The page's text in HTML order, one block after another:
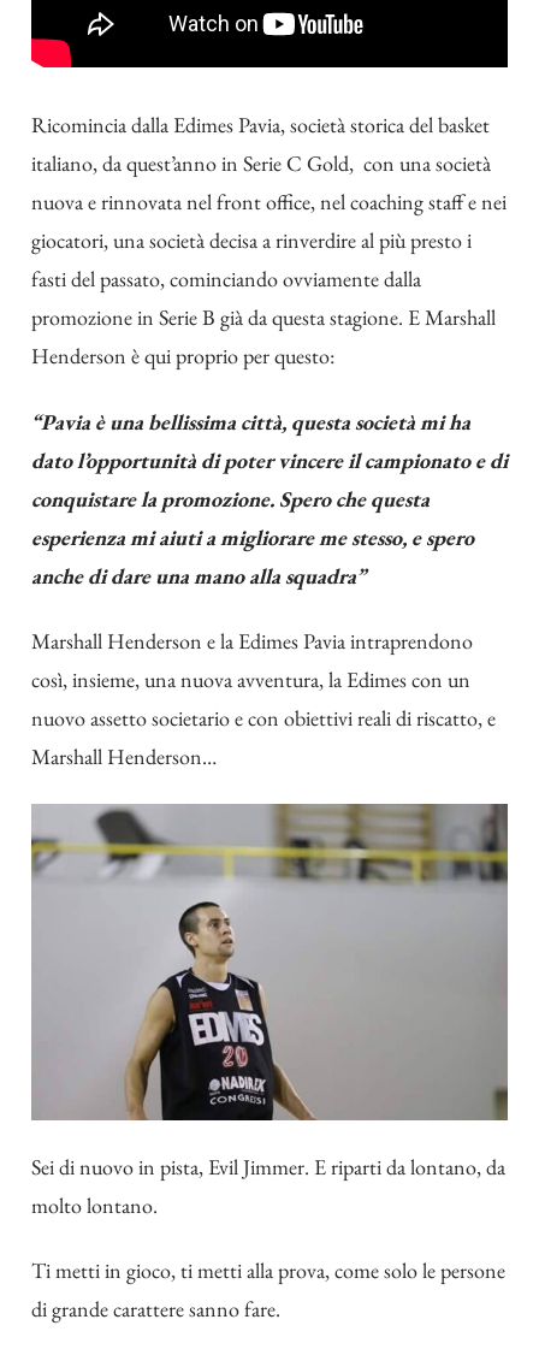
Ricomincia dalla Edimes Pavia, società storica del basket
italiano, da quest’anno in Serie C Gold, con una società
nuova e rinnovata nel front office, nel coaching staff e nei
giocatori, una società decisa a rinverdire al più presto i
fasti del passato, cominciando ovviamente dalla
promozione in Serie B già da questa stagione. E Marshall
Henderson è qui proprio per questo:
“Pavia è una bellissima città, questa società mi ha
dato l’opportunità di poter vincere il campionato e di
conquistare la promozione. Spero che questa
esperienza mi aiuti a migliorare me stesso, e spero
anche di dare una mano alla squadra”
Marshall Henderson e la Edimes Pavia intraprendono
così, insieme, una nuova avventura, la Edimes con un
nuovo assetto societario e con obiettivi reali di riscatto, e
Marshall Henderson…
Sei di nuovo in pista, Evil Jimmer. E riparti da lontano, da
molto lontano.
Ti metti in gioco, ti metti alla prova, come solo le persone
di grande carattere sanno fare.